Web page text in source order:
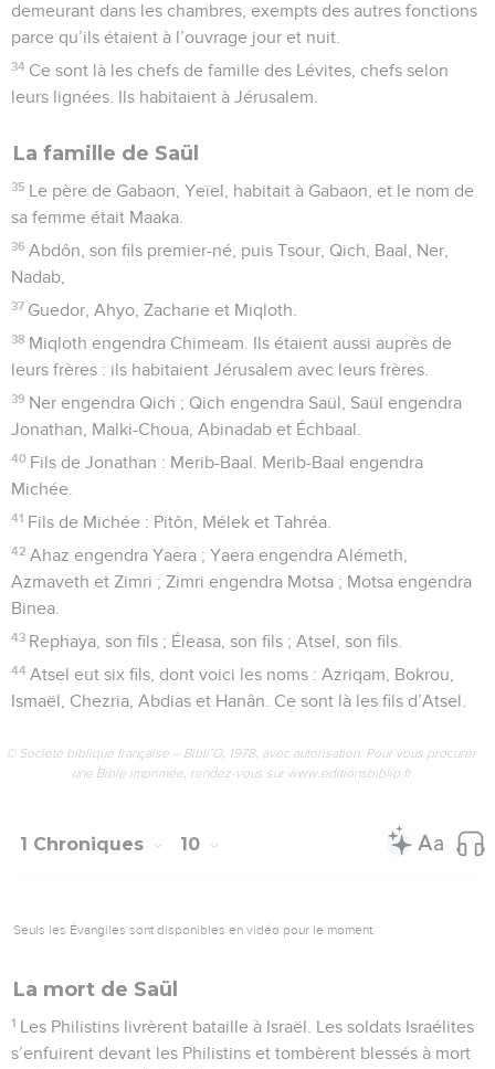
demeurant dans les chambres, exempts des autres fonctions
parce qu’ils étaient à l’ouvrage jour et nuit.
34 Ce sont là les chefs de famille des Lévites, chefs selon
leurs lignées. Ils habitaient à Jérusalem.
La famille de Saül
35 Le père de Gabaon, Yeïel, habitait à Gabaon, et le nom de
sa femme était Maaka.
36 Abdôn, son fils premier-né, puis Tsour, Qich, Baal, Ner,
Nadab,
37 Guedor, Ahyo, Zacharie et Miqloth.
38 Miqloth engendra Chimeam. Ils étaient aussi auprès de
leurs frères : ils habitaient Jérusalem avec leurs frères.
39 Ner engendra Qich ; Qich engendra Saül, Saül engendra
Jonathan, Malki-Choua, Abinadab et Échbaal.
40 Fils de Jonathan : Merib-Baal. Merib-Baal engendra
Michée.
41 Fils de Michée : Pitôn, Mélek et Tahréa.
42 Ahaz engendra Yaera ; Yaera engendra Alémeth,
Azmaveth et Zimri ; Zimri engendra Motsa ; Motsa engendra
Binea.
43 Rephaya, son fils ; Éleasa, son fils ; Atsel, son fils.
44 Atsel eut six fils, dont voici les noms : Azriqam, Bokrou,
Ismaël, Chezria, Abdias et Hanân. Ce sont là les fils d’Atsel.
© Société biblique française – Bibli’O, 1978, avec autorisation. Pour vous procurer
une Bible imprimée, rendez-vous sur www.editionsbiblio.fr
1 Chroniques 10
Seuls les Évangiles sont disponibles en vidéo pour le moment.
La mort de Saül
1 Les Philistins livrèrent bataille à Israël. Les soldats Israélites
s’enfuirent devant les Philistins et tombèrent blessés à mort